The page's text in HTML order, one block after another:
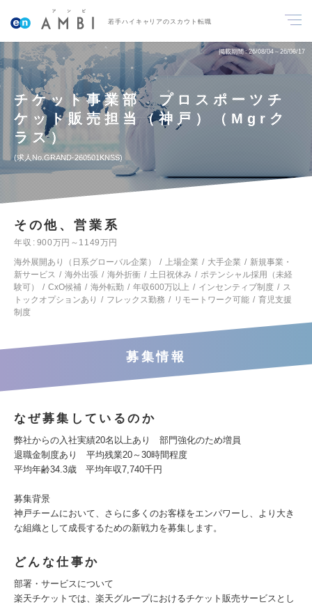
若手ハイキャリアのスカウト転職
掲載期間 26/08/04～26/08/17
チケット事業部 プロスポーツチ
ケット販売担当（神戸）（Mgrク
ラス）
求人No.GRAND-260501KNSS
その他、営業系
年収
900万円～1149万円
海外展開あり（日系グローバル企業）
上場企業 大手企業
新規事業・
新サービス
海外出張 海外折衝 土日祝休み
ポテンシャル採用（未経
験可）
CxO候補 海外転勤 年収600万以上 インセンティブ制度
ス
トックオプションあり
フレックス勤務 リモートワーク可能
育児支援
制度
募集情報
なぜ募集しているのか
弊社からの入社実績20名以上あり 部門強化のため増員
退職金制度あり 平均残業20～30時間程度
平均年齢34.3歳 平均年収7,740千円
募集背景
神戸チームにおいて、さらに多くのお客様をエンパワーし、より大き
な組織として成長するための新戦力を募集します。
どんな仕事か
部署・サービスについて
楽天チケットでは、楽天グループにおけるチケット販売サービスとし